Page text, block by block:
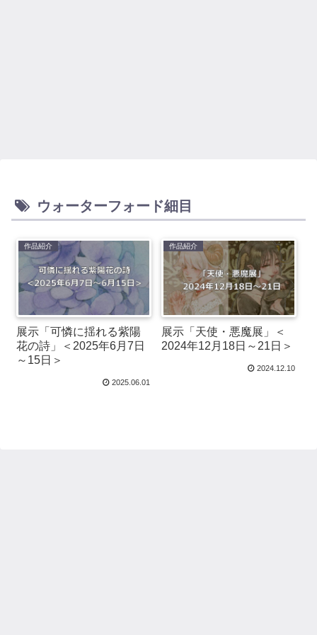
ウォーターフォード細目
作品紹介
展示「可憐に揺れる紫陽
花の詩」＜2025年6月7日
～15日＞
2025.06.01
作品紹介
展示「天使・悪魔展」＜
2024年12月18日～21日＞
2024.12.10